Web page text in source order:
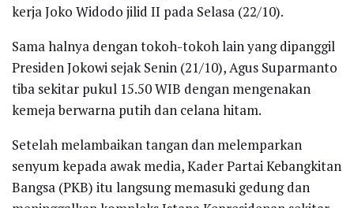
kerja Joko Widodo jilid II pada Selasa (22/10).
Sama halnya dengan tokoh-tokoh lain yang dipanggil
Presiden Jokowi sejak Senin (21/10), Agus Suparmanto
tiba sekitar pukul 15.50 WIB dengan mengenakan
kemeja berwarna putih dan celana hitam.
Setelah melambaikan tangan dan melemparkan
senyum kepada awak media, Kader Partai Kebangkitan
Bangsa (PKB) itu langsung memasuki gedung dan